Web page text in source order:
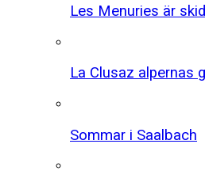
Les Menuries är
La Clusaz alpernas
Sommar i Saalbach